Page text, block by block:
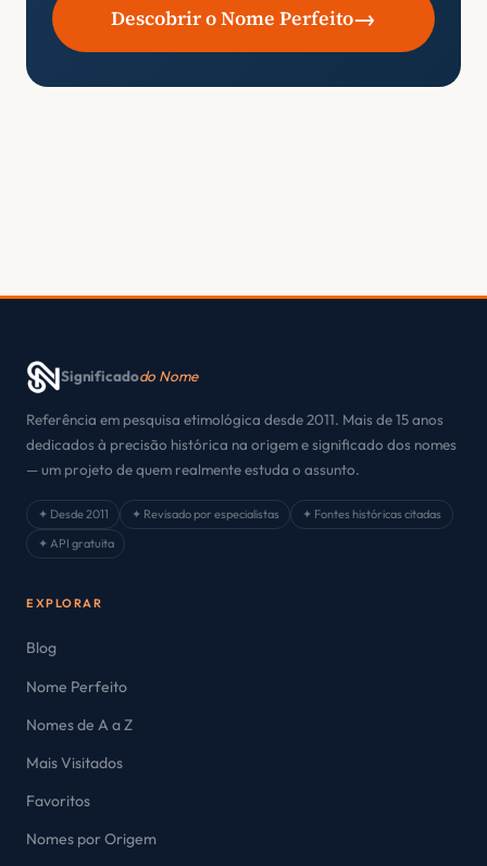
Descobrir o Nome Perfeito→
Significadodo Nome
Referência em pesquisa etimológica desde 2011. Mais de 15 anos
dedicados à precisão histórica na origem e significado dos nomes
— um projeto de quem realmente estuda o assunto.
✦ Desde 2011 ✦ Revisado por especialistas
✦ Fontes históricas citadas
✦ API gratuita
EXPLORAR
Blog
Nome Perfeito
Nomes de A a Z
Mais Visitados
Favoritos
Nomes por Origem